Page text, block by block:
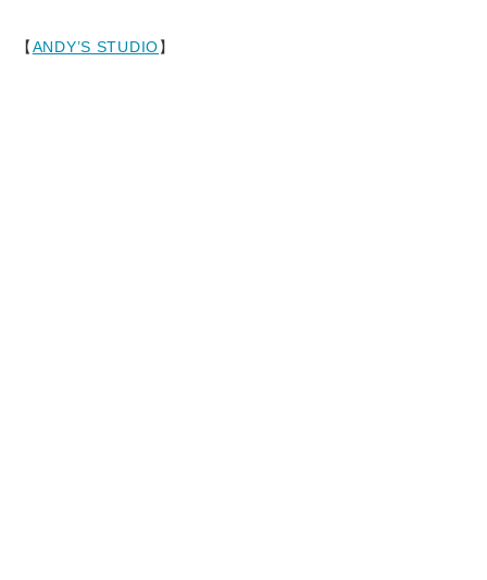
【ANDY’S STUDIO】